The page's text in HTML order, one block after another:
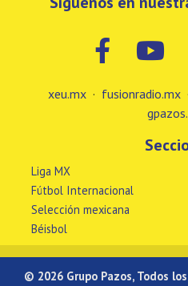
xeu.mx · fusionradio.mx ·
Liga MX
Fútbol Internacional
Selección mexicana
Béisbol
© 2026 Grupo Pazos, Todos